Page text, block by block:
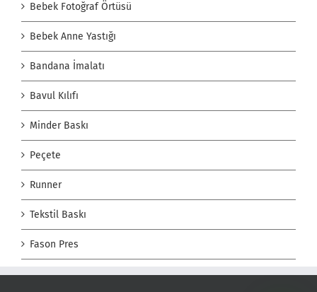
Bebek Fotoğraf Örtüsü
Bebek Anne Yastığı
Bandana İmalatı
Bavul Kılıfı
Minder Baskı
Peçete
Runner
Tekstil Baskı
Fason Pres